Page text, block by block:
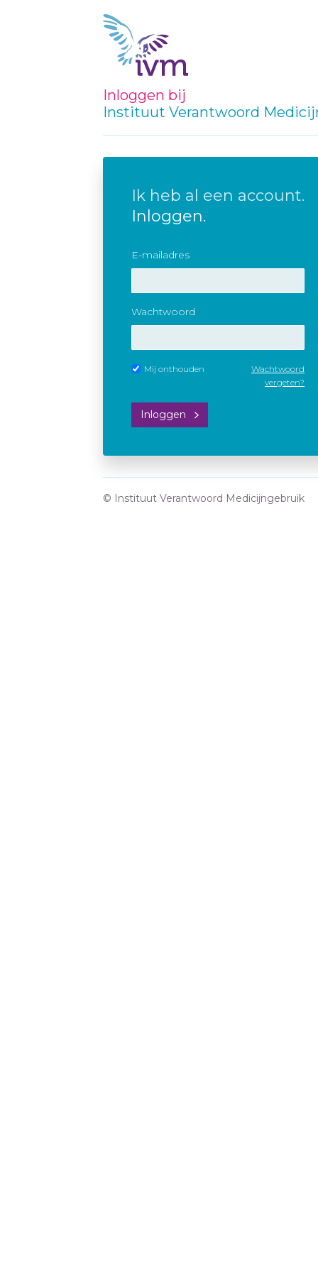
Inloggen bij
Instituut Verantwoord
Ik heb al een account.
Inloggen.
E-mailadres
Wachtwoord
Mij onthouden
Wachtwoord
vergeten?
Inloggen
© Instituut Verantwoord Medicijngebruik